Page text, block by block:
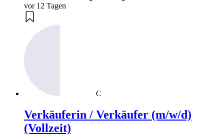
vor 12 Tagen
C
Verkäuferin / Verkäufer (m/w/d)
(Vollzeit)